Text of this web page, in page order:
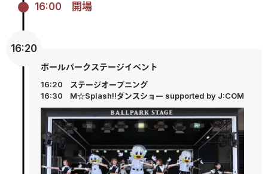
16:00 開場
16:20
ボールパークステージイベント
16:20
ステージオープニング
16:30
М☆Splash!!ダンスショー supported by J:COM